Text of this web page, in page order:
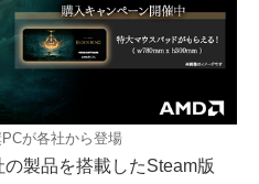
が各社から登場
製品を搭載したSteam版